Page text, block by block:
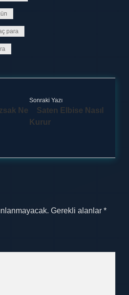
para
Ne
Sonraki Yazı
Saten Elbise Nasıl
Kurur
Gerekli alanlar *